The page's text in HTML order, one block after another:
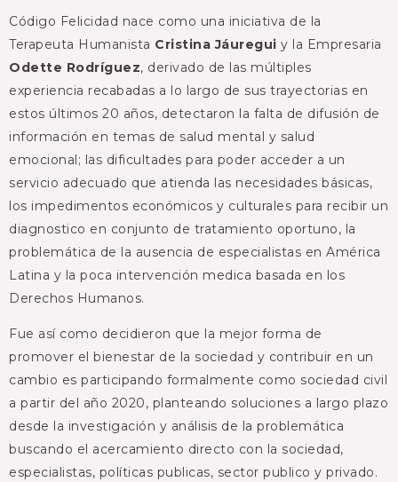
Código Felicidad nace como una iniciativa de la
Terapeuta Humanista Cristina Jáuregui y la Empresaria
Odette Rodríguez, derivado de las múltiples
experiencia recabadas a lo largo de sus trayectorias en
estos últimos 20 años, detectaron la falta de difusión de
información en temas de salud mental y salud
emocional; las dificultades para poder acceder a un
servicio adecuado que atienda las necesidades básicas,
los impedimentos económicos y culturales para recibir un
diagnostico en conjunto de tratamiento oportuno, la
problemática de la ausencia de especialistas en América
Latina y la poca intervención medica basada en los
Derechos Humanos.
Fue así como decidieron que la mejor forma de
promover el bienestar de la sociedad y contribuir en un
cambio es participando formalmente como sociedad civil
a partir del año 2020, planteando soluciones a largo plazo
desde la investigación y análisis de la problemática
buscando el acercamiento directo con la sociedad,
especialistas, políticas publicas, sector publico y privado.